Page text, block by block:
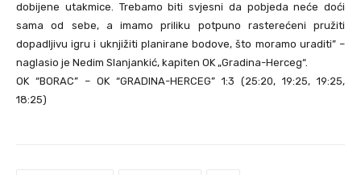
dobijene utakmice. Trebamo biti svjesni da pobjeda neće doći
sama od sebe, a imamo priliku potpuno rasterećeni pružiti
dopadljivu igru i uknjižiti planirane bodove, što moramo uraditi” –
naglasio je Nedim Slanjankić, kapiten OK „Gradina-Herceg“.
OK “BORAC” – OK “GRADINA-HERCEG” 1:3 (25:20, 19:25, 19:25,
18:25)